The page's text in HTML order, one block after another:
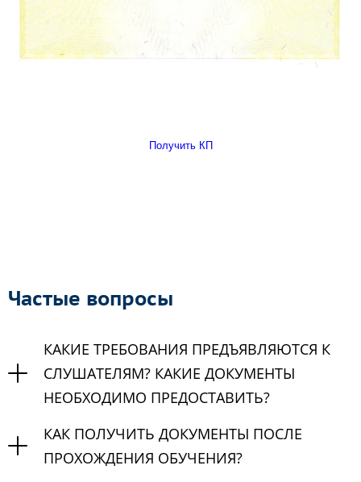
Получить КП
Частые вопросы
КАКИЕ ТРЕБОВАНИЯ ПРЕДЪЯВЛЯЮТСЯ К
СЛУШАТЕЛЯМ? КАКИЕ ДОКУМЕНТЫ
НЕОБХОДИМО ПРЕДОСТАВИТЬ?
КАК ПОЛУЧИТЬ ДОКУМЕНТЫ ПОСЛЕ
ПРОХОЖДЕНИЯ ОБУЧЕНИЯ?